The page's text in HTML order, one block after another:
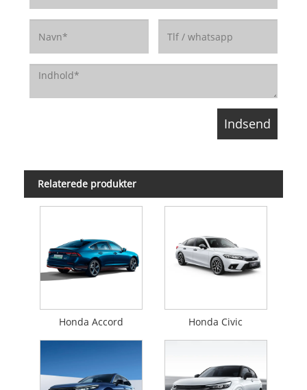
Relaterede produkter
Honda Accord Honda Civic